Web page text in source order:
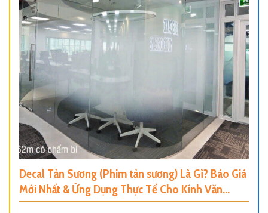
Decal Tản Sương (Phim tản sương) Là Gì? Báo Giá
Mới Nhất & Ứng Dụng Thực Tế Cho Kính Văn
Phòng, Nhà Ở